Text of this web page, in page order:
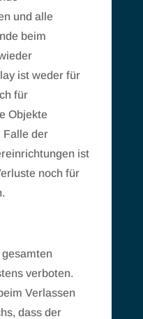
und alle
beim
ist weder für
für
Objekte
Falle der
ist
noch für
verboten.
Verlassen
dass der